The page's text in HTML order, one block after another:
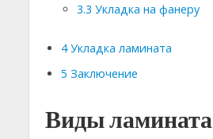
3.3 Укладка на фанеру
4Укладка ламината
5 Заключение
Виды ламината